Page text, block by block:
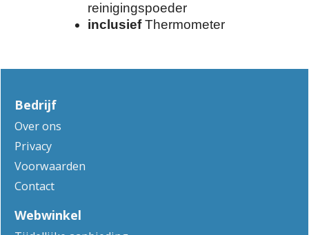
reinigingspoeder
inclusief Thermometer
Bedrijf
Over ons
Privacy
Voorwaarden
Contact
Webwinkel